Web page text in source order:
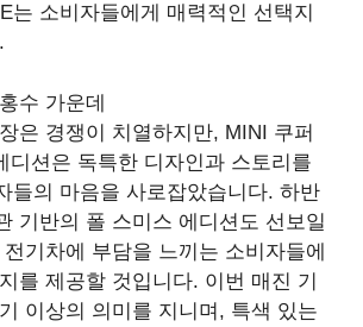
는 소비자들에게 매력적인 선택지
수 가운데
은 경쟁이 치열하지만, MINI 쿠퍼
디션은 독특한 디자인과 스토리를
들의 마음을 사로잡았습니다. 하반
기반의 폴 스미스 에디션도 선보일
기차에 부담을 느끼는 소비자들에
를 제공할 것입니다. 이번 매진 기
이상의 의미를 지니며, 특색 있는